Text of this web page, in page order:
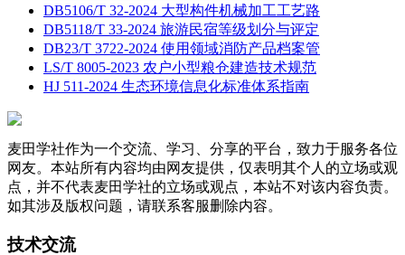
DB5106/T 32-2024 大型构件机械加工工艺路
DB5118/T 33-2024 旅游民宿等级划分与评定
DB23/T 3722-2024 使用领域消防产品档案管
LS/T 8005-2023 农户小型粮仓建造技术规范
HJ 511-2024 生态环境信息化标准体系指南
麦田学社作为一个交流、学习、分享的平台，致力于服务各位
网友。本站所有内容均由网友提供，仅表明其个人的立场或观
点，并不代表麦田学社的立场或观点，本站不对该内容负责。
如其涉及版权问题，请联系客服删除内容。
技术交流